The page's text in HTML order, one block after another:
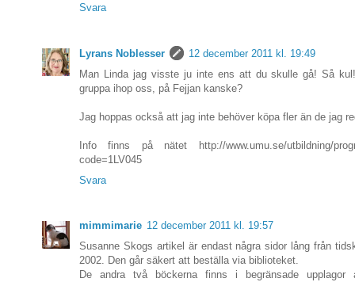
Svara
Lyrans Noblesser
12 december 2011 kl. 19:49
Man Linda jag visste ju inte ens att du skulle gå! Så
gruppa ihop oss, på Fejjan kanske?
Jag hoppas också att jag inte behöver köpa fler än de jag
Info finns på nätet http://www.umu.se/utbildning/
code=1LV045
Svara
mimmimarie 12 december 2011 kl. 19:57
Susanne Skogs artikel är endast några sidor lång från
2002. Den går säkert att beställa via biblioteket.
De andra två böckerna finns i begränsade upplagor